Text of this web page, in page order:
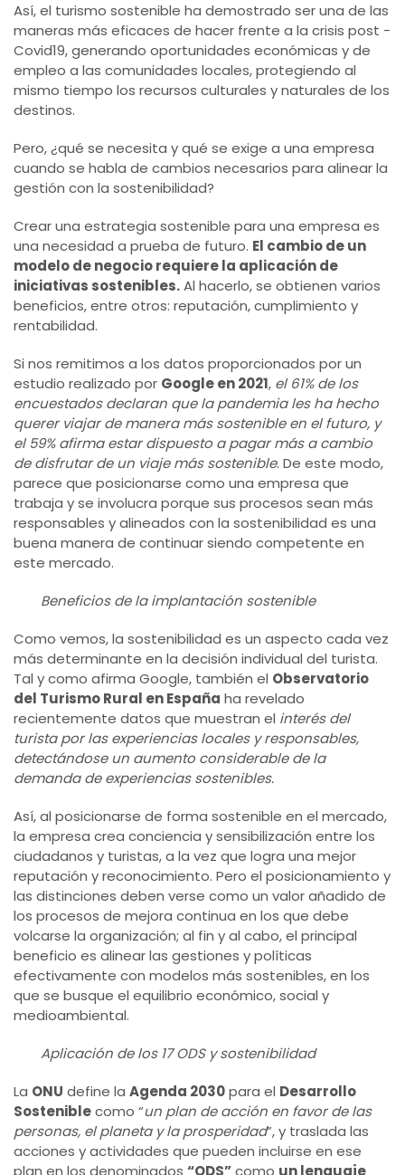
Así, el turismo sostenible ha demostrado ser una de las
maneras más eficaces de hacer frente a la crisis post -
Covid19, generando oportunidades económicas y de
empleo a las comunidades locales, protegiendo al
mismo tiempo los recursos culturales y naturales de los
destinos.
Pero, ¿qué se necesita y qué se exige a una empresa
cuando se habla de cambios necesarios para alinear la
gestión con la sostenibilidad?
Crear una estrategia sostenible para una empresa es
una necesidad a prueba de futuro. El cambio de un
modelo de negocio requiere la aplicación de
iniciativas sostenibles.Al hacerlo, se obtienen varios
beneficios, entre otros: reputación, cumplimiento y
rentabilidad.
Si nos remitimos a los datos proporcionados por un
estudio realizado por Google en 2021, el 61% de los
encuestados declaran que la pandemia les ha hecho
querer viajar de manera más sostenible en el futuro, y
el 59% afirma estar dispuesto a pagar más a cambio
de disfrutar de un viaje más sostenible. De este modo,
parece que posicionarse como una empresa que
trabaja y se involucra porque sus procesos sean más
responsables y alineados con la sostenibilidad es una
buena manera de continuar siendo competente en
este mercado.
Beneficios de la implantación sostenible
Como vemos, la sostenibilidad es un aspecto cada vez
más determinante en la decisión individual del turista.
Tal y como afirma Google, también el Observatorio
del Turismo Rural en España ha revelado
recientemente datos que muestran el interés del
turista por las experiencias locales y responsables,
detectándose un aumento considerable de la
demanda de experiencias sostenibles.
Así, al posicionarse de forma sostenible en el mercado,
la empresa crea conciencia y sensibilización entre los
ciudadanos y turistas, a la vez que logra una mejor
reputación y reconocimiento. Pero el posicionamiento y
las distinciones deben verse como un valor añadido de
los procesos de mejora continua en los que debe
volcarse la organización; al fin y al cabo, el principal
beneficio es alinear las gestiones y políticas
efectivamente con modelos más sostenibles, en los
que se busque el equilibrio económico, social y
medioambiental.
Aplicación de los 17 ODS y sostenibilidad
La ONU define la Agenda 2030para el Desarrollo
Sosteniblecomo “un plan de acción en favor de las
personas, el planeta y la prosperidad”, y traslada las
acciones y actividades que pueden incluirse en ese